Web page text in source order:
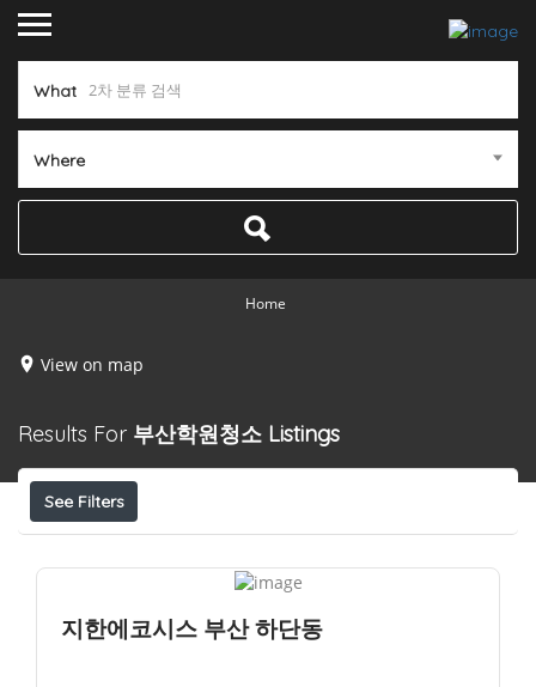
What
Where
Home
View on map
Results For 부산학원청소 Listings
See Filters
지한에코시스 부산 하단동